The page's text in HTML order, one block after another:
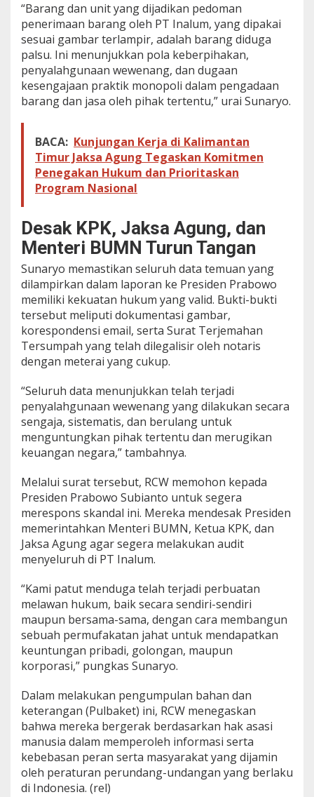
“Barang dan unit yang dijadikan pedoman
penerimaan barang oleh PT Inalum, yang dipakai
sesuai gambar terlampir, adalah barang diduga
palsu. Ini menunjukkan pola keberpihakan,
penyalahgunaan wewenang, dan dugaan
kesengajaan praktik monopoli dalam pengadaan
barang dan jasa oleh pihak tertentu,” urai Sunaryo.
BACA: Kunjungan Kerja di Kalimantan
Timur Jaksa Agung Tegaskan Komitmen
Penegakan Hukum dan Prioritaskan
Program Nasional
Desak KPK, Jaksa Agung, dan
Menteri BUMN Turun Tangan
Sunaryo memastikan seluruh data temuan yang
dilampirkan dalam laporan ke Presiden Prabowo
memiliki kekuatan hukum yang valid. Bukti-bukti
tersebut meliputi dokumentasi gambar,
korespondensi email, serta Surat Terjemahan
Tersumpah yang telah dilegalisir oleh notaris
dengan meterai yang cukup.
“Seluruh data menunjukkan telah terjadi
penyalahgunaan wewenang yang dilakukan secara
sengaja, sistematis, dan berulang untuk
menguntungkan pihak tertentu dan merugikan
keuangan negara,” tambahnya.
Melalui surat tersebut, RCW memohon kepada
Presiden Prabowo Subianto untuk segera
merespons skandal ini. Mereka mendesak Presiden
memerintahkan Menteri BUMN, Ketua KPK, dan
Jaksa Agung agar segera melakukan audit
menyeluruh di PT Inalum.
“Kami patut menduga telah terjadi perbuatan
melawan hukum, baik secara sendiri-sendiri
maupun bersama-sama, dengan cara membangun
sebuah permufakatan jahat untuk mendapatkan
keuntungan pribadi, golongan, maupun
korporasi,” pungkas Sunaryo.
Dalam melakukan pengumpulan bahan dan
keterangan (Pulbaket) ini, RCW menegaskan
bahwa mereka bergerak berdasarkan hak asasi
manusia dalam memperoleh informasi serta
kebebasan peran serta masyarakat yang dijamin
oleh peraturan perundang-undangan yang berlaku
di Indonesia. (rel)